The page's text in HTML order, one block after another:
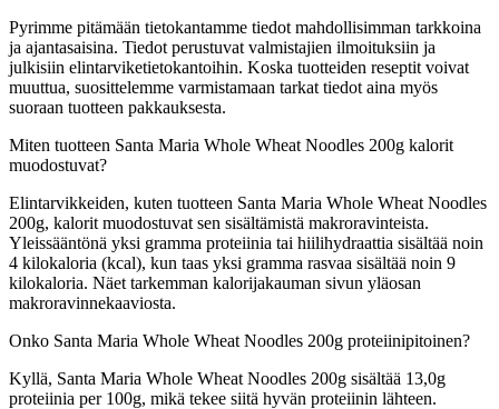
Pyrimme pitämään tietokantamme tiedot mahdollisimman tarkkoina
ja ajantasaisina. Tiedot perustuvat valmistajien ilmoituksiin ja
julkisiin elintarviketietokantoihin. Koska tuotteiden reseptit voivat
muuttua, suosittelemme varmistamaan tarkat tiedot aina myös
suoraan tuotteen pakkauksesta.
Miten tuotteen Santa Maria Whole Wheat Noodles 200g kalorit
muodostuvat?
Elintarvikkeiden, kuten tuotteen Santa Maria Whole Wheat Noodles
200g, kalorit muodostuvat sen sisältämistä makroravinteista.
Yleissääntönä yksi gramma proteiinia tai hiilihydraattia sisältää noin
4 kilokaloria (kcal), kun taas yksi gramma rasvaa sisältää noin 9
kilokaloria. Näet tarkemman kalorijakauman sivun yläosan
makroravinnekaaviosta.
Onko Santa Maria Whole Wheat Noodles 200g proteiinipitoinen?
Kyllä, Santa Maria Whole Wheat Noodles 200g sisältää 13,0g
proteiinia per 100g, mikä tekee siitä hyvän proteiinin lähteen.